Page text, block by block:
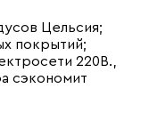
Цельсия;
покрытий;
220В.,
сэкономит